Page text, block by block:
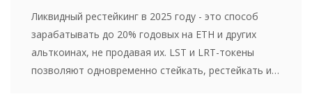
Ликвидный рестейкинг в 2025 году - это способ
зарабатывать до 20% годовых на ETH и других
альткоинах, не продавая их. LST и LRT-токены
позволяют одновременно стейкать, рестейкать и